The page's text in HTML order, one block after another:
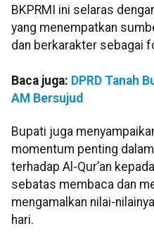
BKPRMI ini selaras
yang menempatkan
dan berkarakter sebagai
Baca juga: DPRD Tanah
AM Bersujud
Bupati juga
momentum penting
terhadap Al-Qur’an
sebatas membaca dan
mengamalkan nilai-
hari.